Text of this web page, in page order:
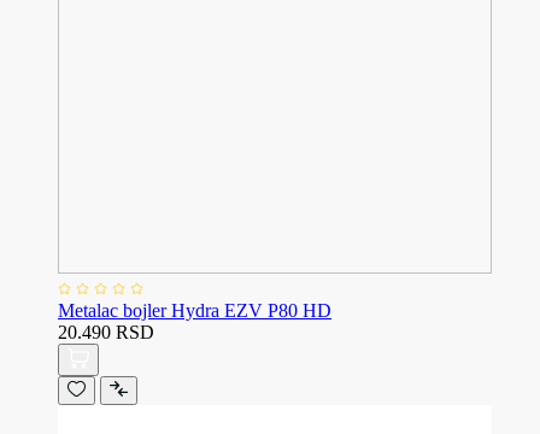
Metalac bojler Hydra EZV P80 HD
20.490 RSD